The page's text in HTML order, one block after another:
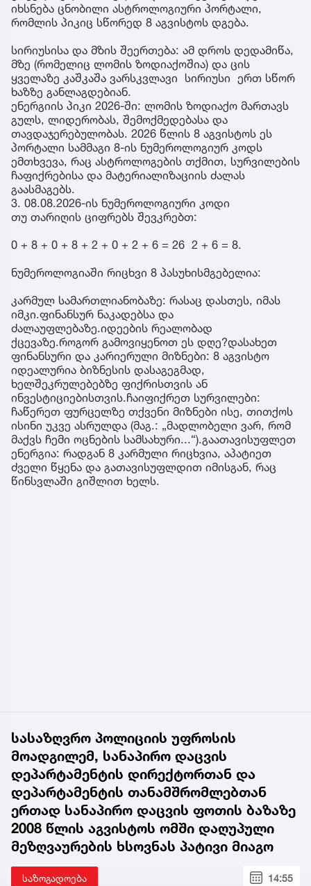
იხსნება ცნობილი ასტროლოგიური პორტალი,
რომლის პიკიც სწორედ 8 აგვისტოს დგება.
სირიუსისა და მზის შეერთება: ამ დროს დედამიწა,
მზე (რომელიც ლომის ზოდიაქოშია) და ცის
ყველაზე კაშკაშა ვარსკვლავი სირიუსი ერთ სწორ
ხაზზე განლაგდებიან.
ენერგიის პიკი 2026-ში: ლომის ზოდიაქო მართავს
გულს, ლიდერობას, შემოქმედებასა და
თავდაჯერებულობას. 2026 წლის 8 აგვისტოს ეს
პორტალი სამმაგი 8-ის ნუმეროლოგიურ კოდს
ემთხვევა, რაც ასტროლოგების თქმით, სურვილების
ჩაფიქრებისა და მატერიალიზაციის ძალას
გაასმაგებს.
3. 08.08.2026-ის ნუმეროლოგიური კოდი
თუ თარიღის ციფრებს შევკრებთ:
0 + 8 + 0 + 8 + 2 + 0 + 2 + 6 = 26 2 + 6 = 8.
ნუმეროლოგიაში რიცხვი 8 პასუხისმგებელია:
კარმულ სამართლიანობაზე: რასაც დასთეს, იმას
იმკი.ფინანსურ ნაკადებსა და
ძალაუფლებაზე.იდეების რეალობად
ქცევაზე.როგორ გამოვიყენოთ ეს დღე?დასახეთ
ფინანსური და კარიერული მიზნები: 8 აგვისტო
იდეალურია ბიზნესის დასაგეგმად,
ხელშეკრულებებზე ფიქრისთვის ან
ინვესტიციებისთვის.ჩაიფიქრეთ სურვილები:
ჩაწერეთ ფურცელზე თქვენი მიზნები ისე, თითქოს
ისინი უკვე ასრულდა (მაგ.: „მადლობელი ვარ, რომ
მაქვს ჩემი ოცნების სამსახური...“).გაათავისუფლეთ
ენერგია: რადგან 8 კარმული რიცხვია, აპატიეთ
ძველი წყენა და გათავისუფლდით იმისგან, რაც
წინსვლაში გიშლით ხელს.
სასაზღვრო პოლიციის უფროსის
მოადგილემ, სანაპირო დაცვის
დეპარტამენტის დირექტორთან და
დეპარტამენტის თანამშრომლებთან
ერთად სანაპირო დაცვის ფოთის ბაზაზე
2008 წლის აგვისტოს ომში დაღუპული
მეზღვაურების ხსოვნას პატივი მიაგო
საზოგადოება 14:55